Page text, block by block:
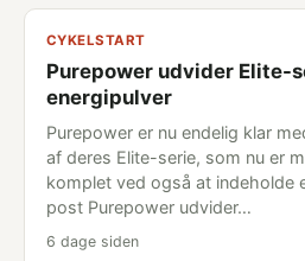
CYKELSTART
Purepower udvider Elite-
energipulver
Purepower er nu endelig klar
af deres Elite-serie, som nu er
komplet ved også at indeholde
post Purepower udvider…
6 dage siden